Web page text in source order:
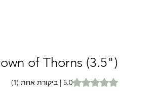
of Thorns (3.5")
of five stars based on 1 review
5.0 | ביקורת אחת (1)